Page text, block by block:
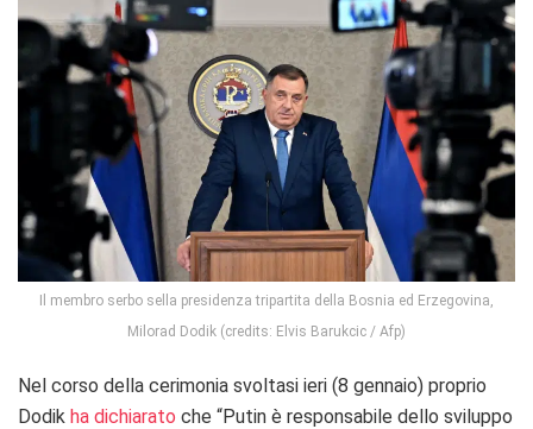
Il membro serbo sella presidenza tripartita della Bosnia ed Erzegovina,
Milorad Dodik (credits: Elvis Barukcic / Afp)
Nel corso della cerimonia svoltasi ieri (8 gennaio) proprio
Dodik ha dichiarato che “Putin è responsabile dello sviluppo